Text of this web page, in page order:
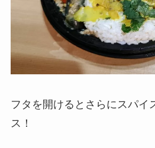
フタを開けるとさらにスパイ
ス！